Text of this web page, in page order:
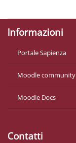
Informazioni
Portale Sapienza
Moodle community
Moodle Docs
Contatti